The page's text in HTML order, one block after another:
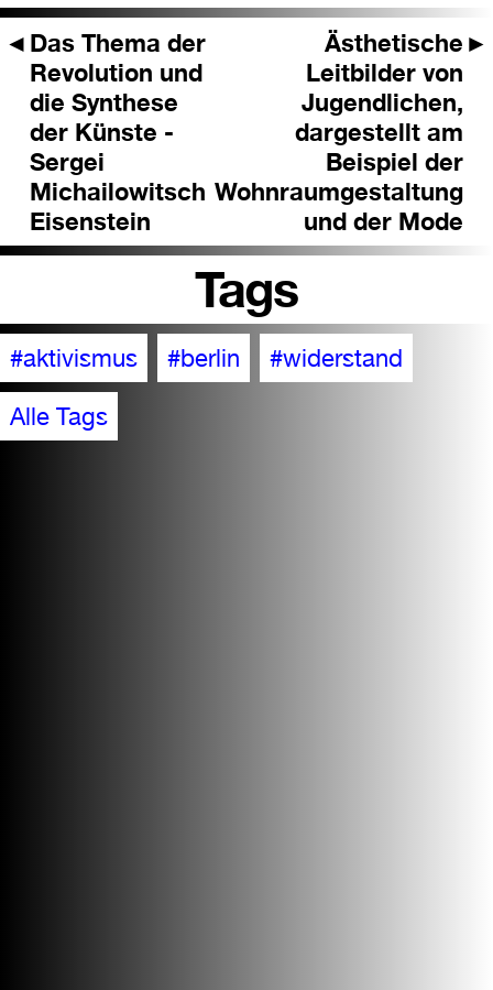
◄ Das Thema der
Revolution und
die Synthese
der Künste -
Sergei
Michailowitsch
Eisenstein
►
Ästhetische
Leitbilder von
Jugendlichen,
dargestellt am
Beispiel der
Wohnraumgestaltung
und der Mode
Tags
#aktivismus #berlin #widerstand
Alle Tags